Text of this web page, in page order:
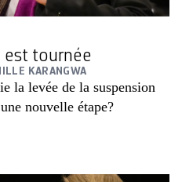
est tournée
KARANGWA
la levée de la suspension
nouvelle étape?